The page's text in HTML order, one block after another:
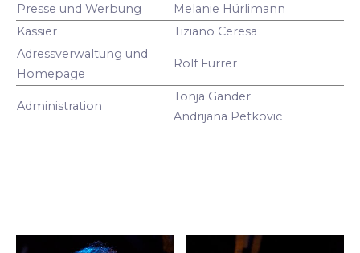
Presse und Werbung
Melanie Hürlimann
Kassier
Tiziano Ceresa
Adressverwaltung und
Homepage
Rolf Furrer
Administration
Tonja Gander
Andrijana Petkovic